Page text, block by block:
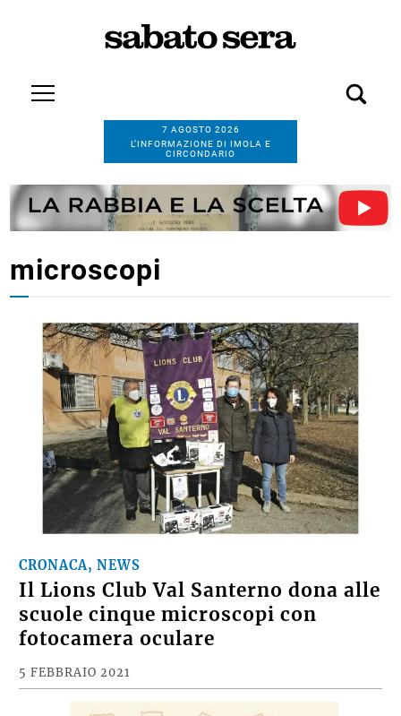
7 AGOSTO 2026
L’INFORMAZIONE DI IMOLA E
CIRCONDARIO
microscopi
CRONACA, NEWS
Il Lions Club Val Santerno dona alle
scuole cinque microscopi con
fotocamera oculare
5 FEBBRAIO 2021